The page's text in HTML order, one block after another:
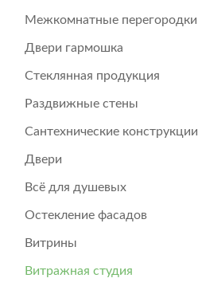
Межкомнатные перегородки
Двери гармошка
Стеклянная продукция
Раздвижные стены
Сантехнические конструкции
Двери
Всё для душевых
Остекление фасадов
Витрины
Витражная студия